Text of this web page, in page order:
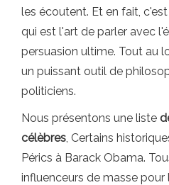
les écoutent. Et en fait,
qui est l'art de parler avec
persuasion ultime. Tout au
un puissant outil de
politiciens.
Nous présentons une liste
célèbres, Certains
Pérics à Barack Obama.
influenceurs de masse pour